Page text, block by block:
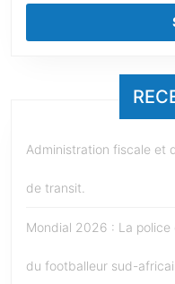
Administration fiscale et
de transit.
Mondial 2026 : La police
du footballeur sud-